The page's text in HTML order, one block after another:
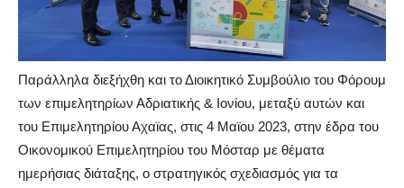
Παράλληλα διεξήχθη και το Διοικητικό Συμβούλιο του Φόρουμ
των επιμελητηρίων Αδριατικής & Ιονίου, μεταξύ αυτών και
του Επιμελητηρίου Αχαϊας, στις 4 Μαϊου 2023, στην έδρα του
Οικονομικού Επιμελητηρίου του Μόσταρ με θέματα
ημερήσιας διάταξης, ο στρατηγικός σχεδιασμός για τα